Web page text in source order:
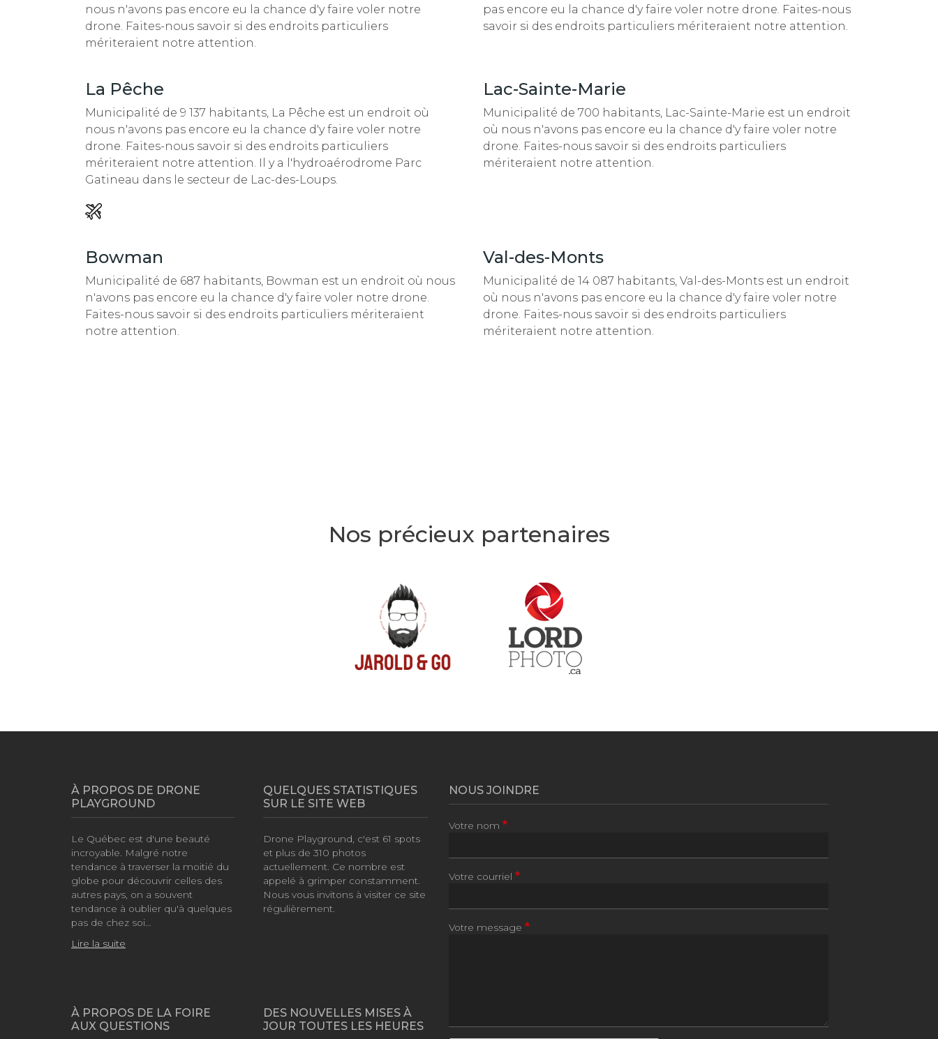
nous n'avons pas encore eu la chance d'y faire voler notre
drone. Faites-nous savoir si des endroits particuliers
mériteraient notre attention.
pas encore eu la chance d'y faire voler notre drone. Faites-nous
savoir si des endroits particuliers mériteraient notre attention.
La Pêche
Municipalité de 9 137 habitants, La Pêche est un endroit où
nous n'avons pas encore eu la chance d'y faire voler notre
drone. Faites-nous savoir si des endroits particuliers
mériteraient notre attention. Il y a l'hydroaérodrome Parc
Gatineau dans le secteur de Lac-des-Loups.
Lac-Sainte-Marie
Municipalité de 700 habitants, Lac-Sainte-Marie est un endroit
où nous n'avons pas encore eu la chance d'y faire voler notre
drone. Faites-nous savoir si des endroits particuliers
mériteraient notre attention.
Bowman
Municipalité de 687 habitants, Bowman est un endroit où nous
n'avons pas encore eu la chance d'y faire voler notre drone.
Faites-nous savoir si des endroits particuliers mériteraient
notre attention.
Val-des-Monts
Municipalité de 14 087 habitants, Val-des-Monts est un endroit
où nous n'avons pas encore eu la chance d'y faire voler notre
drone. Faites-nous savoir si des endroits particuliers
mériteraient notre attention.
Nos précieux partenaires
À PROPOS DE DRONE
PLAYGROUND
Le Québec est d'une beauté
incroyable. Malgré notre
tendance à traverser la moitié du
globe pour découvrir celles des
autres pays, on a souvent
tendance à oublier qu'à quelques
pas de chez soi…
Lire la suite
QUELQUES STATISTIQUES
SUR LE SITE WEB
Drone Playground, c'est 61 spots
et plus de310 photos
actuellement. Ce nombre est
appelé à grimper constamment.
Nous vous invitons à visiter ce site
régulièrement.
À PROPOS DE LA FOIRE
AUX QUESTIONS
DES NOUVELLES MISES À
JOUR TOUTES LES HEURES
NOUS JOINDRE
Votre nom
Votre courriel
Votre message